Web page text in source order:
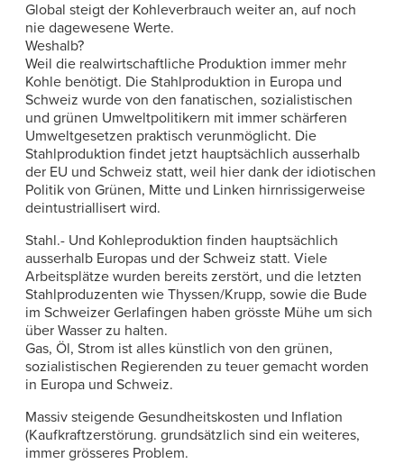
Global steigt der Kohleverbrauch weiter an, auf noch
nie dagewesene Werte.
Weshalb?
Weil die realwirtschaftliche Produktion immer mehr
Kohle benötigt. Die Stahlproduktion in Europa und
Schweiz wurde von den fanatischen, sozialistischen
und grünen Umweltpolitikern mit immer schärferen
Umweltgesetzen praktisch verunmöglicht. Die
Stahlproduktion findet jetzt hauptsächlich ausserhalb
der EU und Schweiz statt, weil hier dank der idiotischen
Politik von Grünen, Mitte und Linken hirnrissigerweise
deintustriallisert wird.
Stahl.- Und Kohleproduktion finden hauptsächlich
ausserhalb Europas und der Schweiz statt. Viele
Arbeitsplätze wurden bereits zerstört, und die letzten
Stahlproduzenten wie Thyssen/Krupp, sowie die Bude
im Schweizer Gerlafingen haben grösste Mühe um sich
über Wasser zu halten.
Gas, Öl, Strom ist alles künstlich von den grünen,
sozialistischen Regierenden zu teuer gemacht worden
in Europa und Schweiz.
Massiv steigende Gesundheitskosten und Inflation
(Kaufkraftzerstörung. grundsätzlich sind ein weiteres,
immer grösseres Problem.